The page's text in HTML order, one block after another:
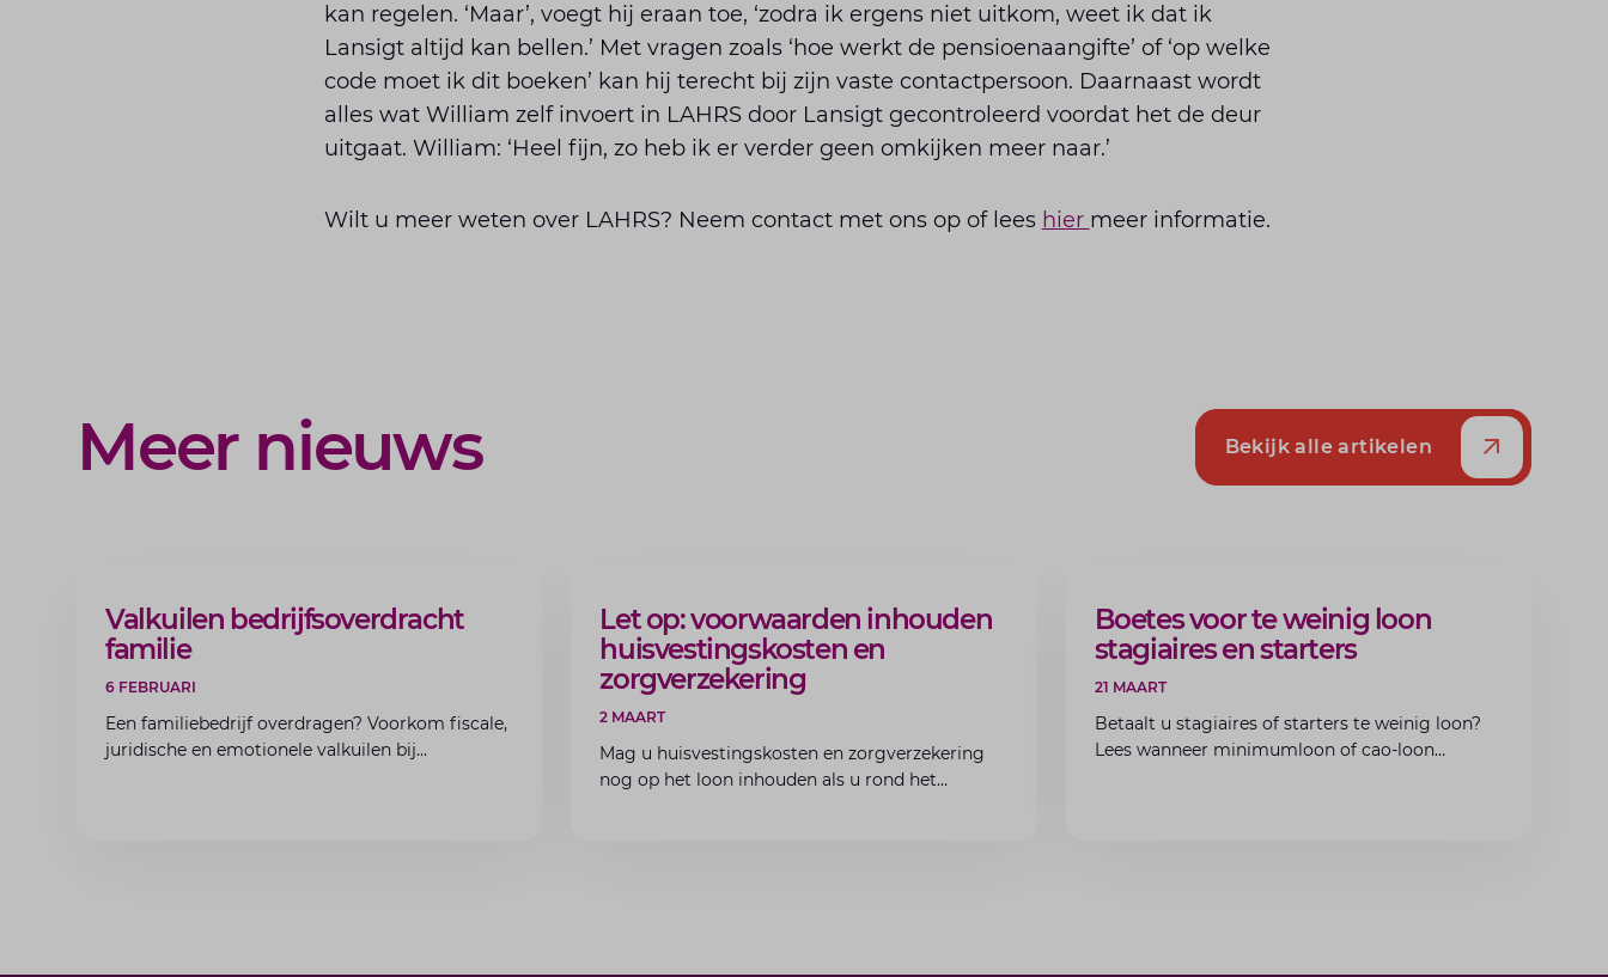
kan regelen. ‘Maar’, voegt hij eraan toe, ‘zodra ik ergens niet uitkom, weet ik dat ik
Lansigt altijd kan bellen.’ Met vragen zoals ‘hoe werkt de pensioenaangifte’ of ‘op welke
code moet ik dit boeken’ kan hij terecht bij zijn vaste contactpersoon. Daarnaast wordt
alles wat William zelf invoert in LAHRS door Lansigt gecontroleerd voordat het de deur
uitgaat. William: ‘Heel fijn, zo heb ik er verder geen omkijken meer naar.’
Wilt u meer weten over LAHRS? Neem contact met ons op of lees hier meer informatie.
Meer nieuws Bekijk alle artikelen
ARTIKEL
Valkuilen bedrijfsoverdracht
familie
6 FEBRUARI
Een familiebedrijf overdragen? Voorkom fiscale,
juridische en emotionele valkuilen bij
ARTIKEL
Let op: voorwaarden inhouden
huisvestingskosten en
zorgverzekering
2 MAART
Mag u huisvestingskosten en zorgverzekering
nog op het loon inhouden als u rond het
ARTIKEL
Boetes voor te weinig loon
stagiaires en starters
21 MAART
Betaalt u stagiaires of starters te weinig loon?
Lees wanneer minimumloon of cao-loon